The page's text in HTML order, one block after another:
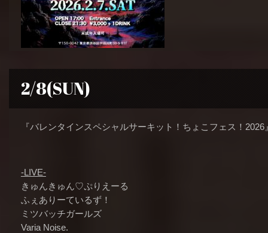
2/8(SUN)
『バレンタインスペシャルサーキット！ちょこフェス！2026
-LIVE-
きゅんきゅん♡ぷりえーる
ふぇありーているず！
ミツバッチガールズ
Varia Noise.